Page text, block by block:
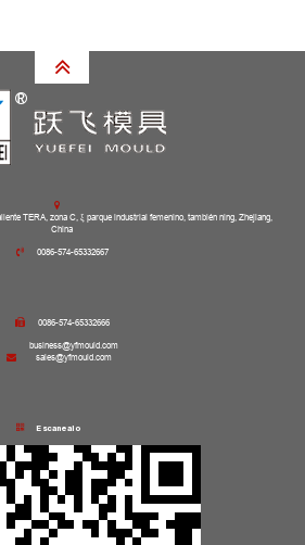
TERA, zona C, ξ parque industrial femenino, también ning, Zhejiang,
China
0086-574-65332667
0086-574-65332666
business@yfmould.com
sales@yfmould.com
Escanealo